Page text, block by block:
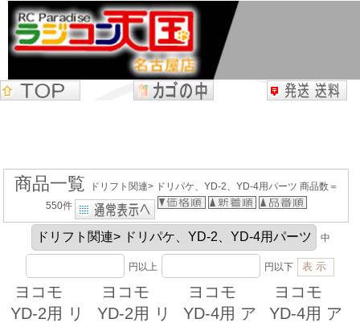
商品一覧
ドリフト関連> ドリパケ、YD-2、YD-4用パーツ 商品数＝
550件
中
円以上 円以下
ヨコモ
YD-2用 リ
ヨコモ
YD-2用 リ
ヨコモ
YD-4用 ア
ヨコモ
YD-4用 ア